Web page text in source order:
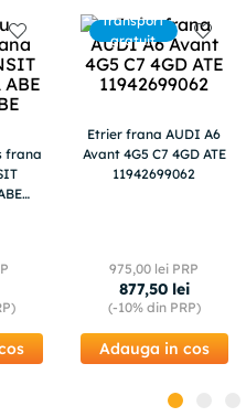
frana
Transport
gratuit
Etrier frana AUDI A6
Avant 4G5 C7 4GD ATE
11942699062
975,00 lei PRP
877,50 lei
(-10%din PRP)
Adauga in cos